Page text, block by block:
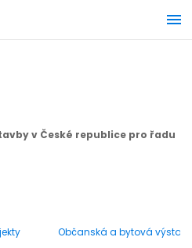
v České republice pro řadu
Občanská a bytová